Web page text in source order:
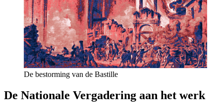
De bestorming van de Bastille
De Nationale Vergadering aan het werk